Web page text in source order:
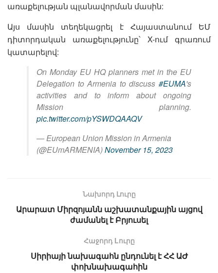
առաքելության պլանավորման մասին:
Այս մասին տեղեկացրել է Հայաստանում ԵՄ
դիտորդական առաքելությունը՝ X-ում գրառում
կատարելով:
On Monday EU HQ planners met in the EU
Delegation to Armenia to discuss #EUMA's
activities and to inform about ongoing
Mission planning.
pic.twitter.com/pYSWDQAAQV
— European Union Mission in Armenia
(@EUmARMENIA)November 15, 2023
Նախորդ Լուրը
Արարատ Միրզոյանն աշխատանքային այցով
ժամանել է Բրյուսել
Հաջորդ Lուրը
Սիրիայի նախագահն ընդունել է ՀՀ ԱԺ
փոխնախագահին